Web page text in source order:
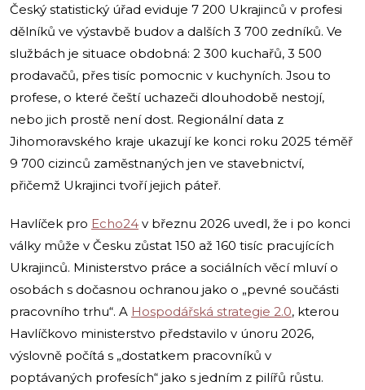
Český statistický úřad eviduje 7 200 Ukrajinců v profesi
dělníků ve výstavbě budov a dalších 3 700 zedníků. Ve
službách je situace obdobná: 2 300 kuchařů, 3 500
prodavačů, přes tisíc pomocnic v kuchyních. Jsou to
profese, o které čeští uchazeči dlouhodobě nestojí,
nebo jich prostě není dost. Regionální data z
Jihomoravského kraje ukazují ke konci roku 2025 téměř
9 700 cizinců zaměstnaných jen ve stavebnictví,
přičemž Ukrajinci tvoří jejich páteř.
Havlíček pro Echo24 v březnu 2026 uvedl, že i po konci
války může v Česku zůstat 150 až 160 tisíc pracujících
Ukrajinců. Ministerstvo práce a sociálních věcí mluví o
osobách s dočasnou ochranou jako o „pevné součásti
pracovního trhu“. A Hospodářská strategie 2.0, kterou
Havlíčkovo ministerstvo představilo v únoru 2026,
výslovně počítá s „dostatkem pracovníků v
poptávaných profesích“ jako s jedním z pilířů růstu.